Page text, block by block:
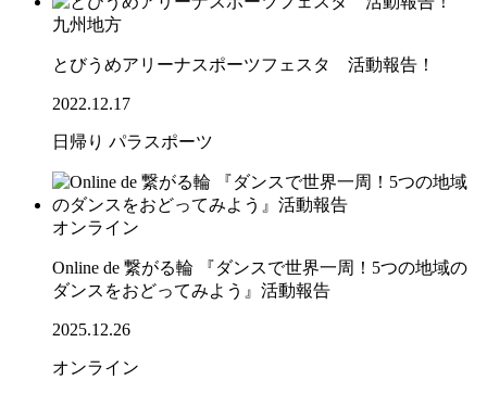
九州地方
とびうめアリーナスポーツフェスタ 活動報告！
2022.12.17
日帰り パラスポーツ
オンライン
Online de 繋がる輪 『ダンスで世界一周！5つの地域の
ダンスをおどってみよう』活動報告
2025.12.26
オンライン